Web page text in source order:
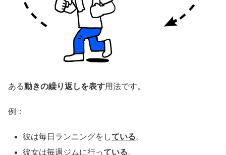
ある動きの繰り返しを表す用法です。
例：
彼は毎日ランニングをしている。
彼女は毎週ジムに行っている。